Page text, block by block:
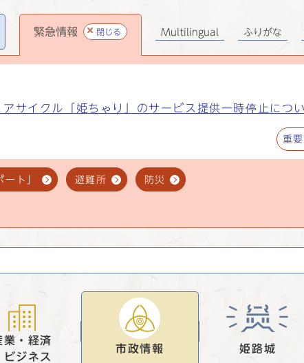
緊急情報 閉じる
アサイクル「姫ちゃり」のサービス提供一時停止につ
重
ト」 避難所 防災
Multilingual ふりがな
業・経済
ビジネス
市政情報 姫路城